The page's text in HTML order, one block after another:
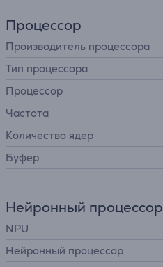
Процессор
Производитель процессора
Тип процессора
Процессор
Частота
Количество ядер
Буфер
Нейронный процессор
NPU
Нейронный процессор